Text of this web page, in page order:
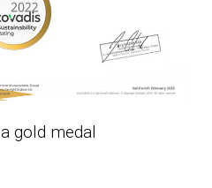
gold medal